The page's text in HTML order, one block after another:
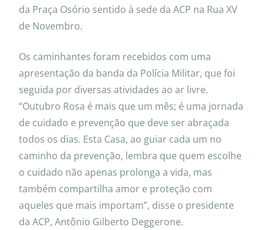
da Praça Osório sentido à sede da ACP na Rua XV
de Novembro.
Os caminhantes foram recebidos com uma
apresentação da banda da Polícia Militar, que foi
seguida por diversas atividades ao ar livre.
“Outubro Rosa é mais que um mês; é uma jornada
de cuidado e prevenção que deve ser abraçada
todos os dias. Esta Casa, ao guiar cada um no
caminho da prevenção, lembra que quem escolhe
o cuidado não apenas prolonga a vida, mas
também compartilha amor e proteção com
aqueles que mais importam”, disse o presidente
da ACP, Antônio Gilberto Deggerone.